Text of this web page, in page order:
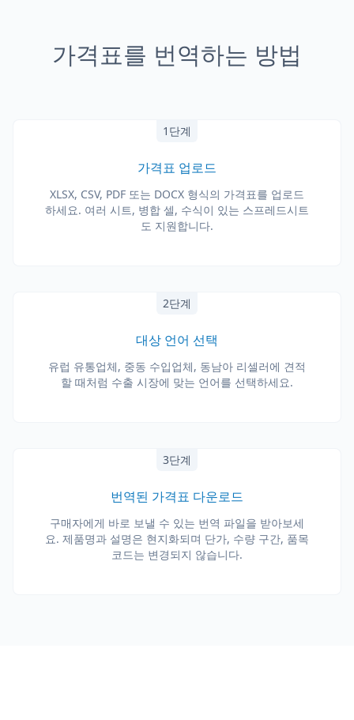
가격표를 번역하는 방법
1단계
가격표 업로드
XLSX, CSV, PDF 또는 DOCX 형식의 가격표를 업로드
하세요. 여러 시트, 병합 셀, 수식이 있는 스프레드시트
도 지원합니다.
2단계
대상 언어 선택
유럽 유통업체, 중동 수입업체, 동남아 리셀러에 견적
할 때처럼 수출 시장에 맞는 언어를 선택하세요.
3단계
번역된 가격표 다운로드
구매자에게 바로 보낼 수 있는 번역 파일을 받아보세
요. 제품명과 설명은 현지화되며 단가, 수량 구간, 품목
코드는 변경되지 않습니다.